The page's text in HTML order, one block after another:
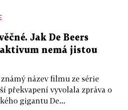
Jak De Beers
aktivum nemá jistou
název filmu ze série
překvapení vyvolala zpráva o
gigantu De...